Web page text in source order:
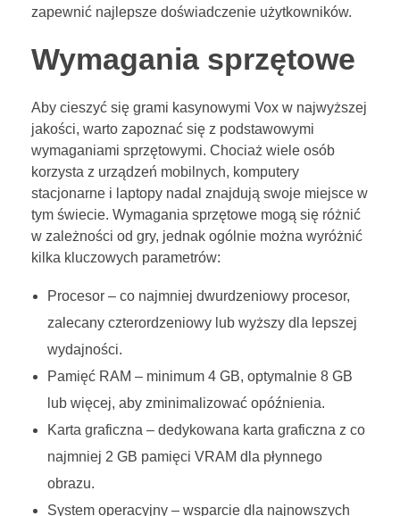
zapewnić najlepsze doświadczenie użytkowników.
Wymagania sprzętowe
Aby cieszyć się grami kasynowymi Vox w najwyższej
jakości, warto zapoznać się z podstawowymi
wymaganiami sprzętowymi. Chociaż wiele osób
korzysta z urządzeń mobilnych, komputery
stacjonarne i laptopy nadal znajdują swoje miejsce w
tym świecie. Wymagania sprzętowe mogą się różnić
w zależności od gry, jednak ogólnie można wyróżnić
kilka kluczowych parametrów:
Procesor – co najmniej dwurdzeniowy procesor,
zalecany czterordzeniowy lub wyższy dla lepszej
wydajności.
Pamięć RAM – minimum 4 GB, optymalnie 8 GB
lub więcej, aby zminimalizować opóźnienia.
Karta graficzna – dedykowana karta graficzna z co
najmniej 2 GB pamięci VRAM dla płynnego
obrazu.
System operacyjny – wsparcie dla najnowszych